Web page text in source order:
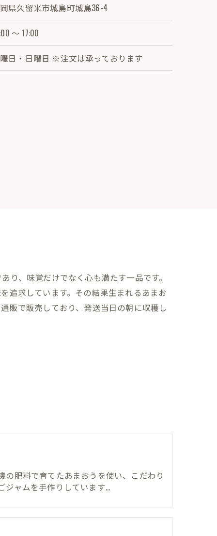
県久留米市城島町城島36-4
～ 17:00
日・日曜日 ※注文は承っております
、味覚だけでなく心も満たす一品です。
追求しています。その結果生まれるあまお
販で販売しており、発送当日の朝に収穫し
の肥料で育てたあまおうを使い、こだわり
ジャムを手作りしています…